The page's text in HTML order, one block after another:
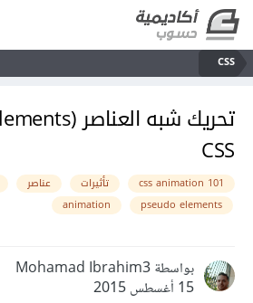
CSS
CSS
css animation 101 تأثيرات عناصر
pseudo elements
animation
بواسطة Mohamad Ibrahim3
15 أغسطس 2015